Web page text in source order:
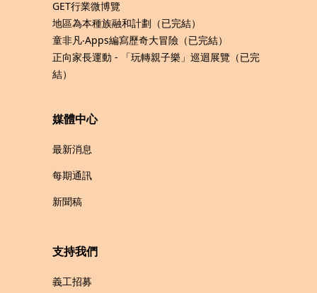
GET行業微博覽
地區為本種族融和計劃（已完結）
童非凡‧Apps編寫歷奇大冒險（已完結）
正向家長運動 - 「玩轉親子樂」巡迴展覽（已完
結）
媒體中心
最新消息
每期通訊
新聞稿
支持我們
義工招募